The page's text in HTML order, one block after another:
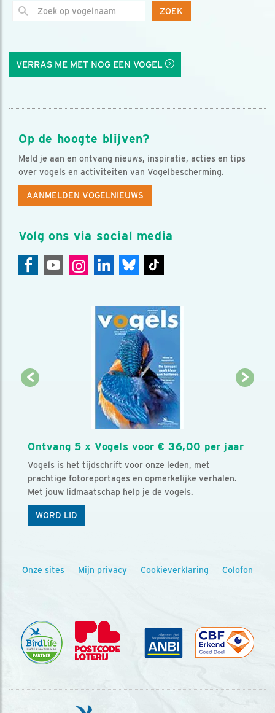
ZOEK
VERRAS ME MET NOG EEN VOGEL
Op de hoogte blijven?
Meld je aan en ontvang nieuws, inspiratie, acties en tips
over vogels en activiteiten van Vogelbescherming.
AANMELDEN VOGELNIEUWS
Volg ons via social media
Ontvang 5 x Vogels voor € 36,00 per jaar
Vogels is het tijdschrift voor onze leden, met
prachtige fotoreportages en opmerkelijke verhalen.
Met jouw lidmaatschap help je de vogels.
WORD LID
Onze sites Mijn privacy Cookieverklaring Colofon